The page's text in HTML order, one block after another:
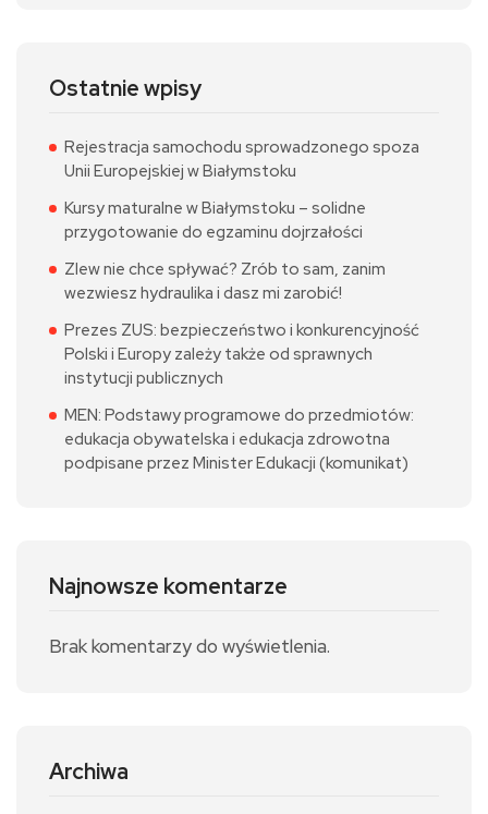
Ostatnie wpisy
Rejestracja samochodu sprowadzonego spoza
Unii Europejskiej w Białymstoku
Kursy maturalne w Białymstoku – solidne
przygotowanie do egzaminu dojrzałości
Zlew nie chce spływać? Zrób to sam, zanim
wezwiesz hydraulika i dasz mi zarobić!
Prezes ZUS: bezpieczeństwo i konkurencyjność
Polski i Europy zależy także od sprawnych
instytucji publicznych
MEN: Podstawy programowe do przedmiotów:
edukacja obywatelska i edukacja zdrowotna
podpisane przez Minister Edukacji (komunikat)
Najnowsze komentarze
Brak komentarzy do wyświetlenia.
Archiwa